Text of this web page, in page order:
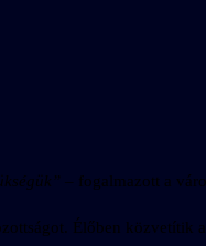
– fogalmazott a
Élőben közvetítik